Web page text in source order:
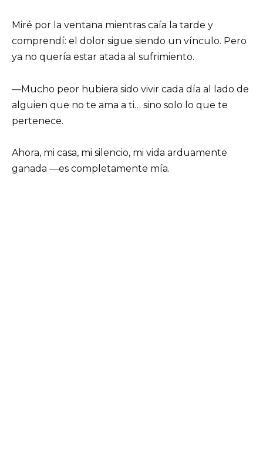
Miré por la ventana mientras caía la tarde y
comprendí: el dolor sigue siendo un vínculo. Pero
ya no quería estar atada al sufrimiento.
—Mucho peor hubiera sido vivir cada día al lado de
alguien que no te ama a ti… sino solo lo que te
pertenece.
Ahora, mi casa, mi silencio, mi vida arduamente
ganada —es completamente mía.